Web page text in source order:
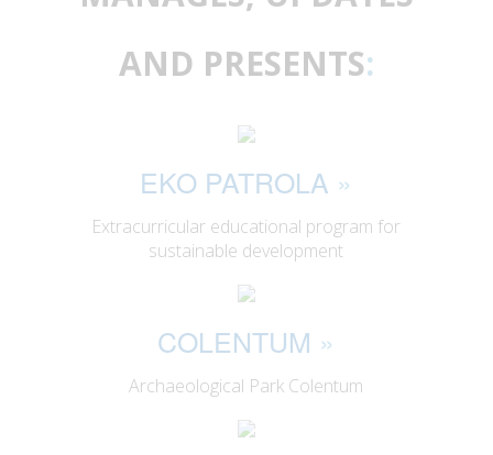
AND PRESENTS:
EKO PATROLA »
Extracurricular educational program for
sustainable development
COLENTUM »
Archaeological Park Colentum